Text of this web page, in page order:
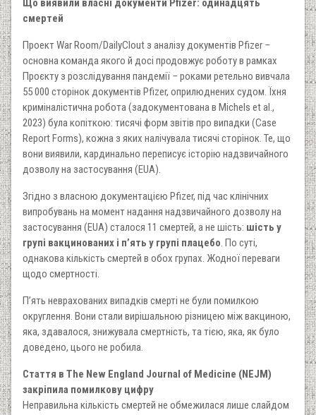
Що виявили власні документи Pfizer: одинадцять
смертей
Проект War Room/DailyClout з аналізу документів Pfizer –
основна команда якого й досі продовжує роботу в рамках
Проєкту з розслідування пандемії –роками ретельно вивчала
55 000 сторінок документів Pfizer, оприлюднених судом. Їхня
криміналістична робота (задокументована в Michels et al.,
2023) була копіткою: тисячі форм звітів про випадки (Case
Report Forms), кожна з яких налічувала тисячі сторінок. Те, що
вони виявили, кардинально переписує історію надзвичайного
дозволу на застосування (EUA).
Згідно з власною документацією Pfizer, під час клінічних
випробувань на момент надання надзвичайного дозволу на
застосування (EUA) сталося 11 смертей, а не шість: шість у
групі вакцинованих і п’ять у групі плацебо. По суті,
однакова кількість смертей в обох групах. Жодної переваги
щодо смертності.
П’ять неврахованих випадків смерті не були помилкою
округлення. Вони стали вирішальною різницею між вакциною,
яка, здавалося, знижувала смертність, та тією, яка, як було
доведено, цього не робила.
Стаття в The New England Journal of Medicine (NEJM)
закріпила помилкову цифру
Неправильна кількість смертей не обмежилася лише слайдом